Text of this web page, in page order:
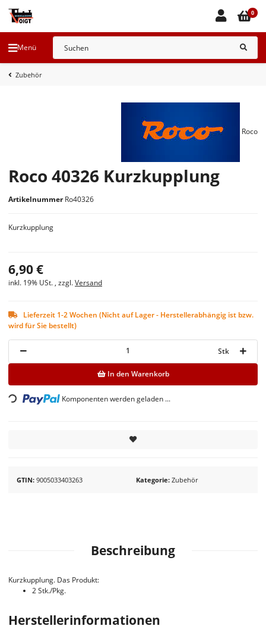
Menü
0
Zubehör
Roco 40326 Kurzkupplung
Artikelnummer Ro40326
GTIN 9005033403263 Kategorie Zubehör
Roco
Kurzkupplung
6,90 €
inkl. 19% USt. , zzgl.Versand
Stk
In den Warenkorb
Loading... Komponenten werden geladen ...
Lieferzeit 1-2 Wochen (Nicht auf Lager - Herstellerabhängig ist bzw.
wird für Sie bestellt)
Beschreibung
Kurzkupplung. Das Produkt:
2 Stk./Pkg.
Herstellerinformationen